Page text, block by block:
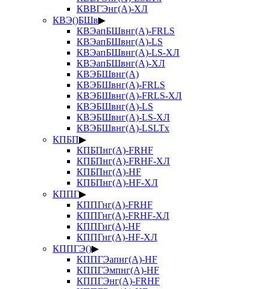
КВВГЭнг(А)-ХЛ
КВЭ()БШв▶
КВЭапБШвнг(А)-FRLS
КВЭапБШвнг(А)-LS
КВЭапБШвнг(А)-LS-ХЛ
КВЭапБШвнг(А)-ХЛ
КВЭБШвнг(А)
КВЭБШвнг(А)-FRLS
КВЭБШвнг(А)-FRLS-ХЛ
КВЭБШвнг(А)-LS
КВЭБШвнг(А)-LS-ХЛ
КВЭБШвнг(А)-LSLTx
КПБП▶
КПБПнг(А)-FRHF
КПБПнг(А)-FRHF-ХЛ
КПБПнг(А)-HF
КПБПнг(А)-HF-ХЛ
КППГ▶
КППГнг(А)-FRHF
КППГнг(А)-FRHF-ХЛ
КППГнг(А)-HF
КППГнг(А)-HF-ХЛ
КППГЭ()▶
КППГЭапнг(А)-HF
КППГЭмпнг(А)-HF
КППГЭнг(А)-FRHF